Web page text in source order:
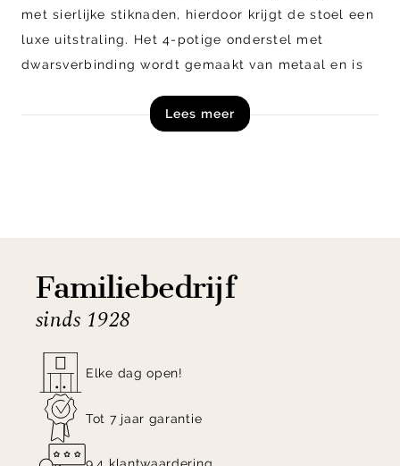
met sierlijke stiknaden, hierdoor krijgt de stoel een
luxe uitstraling. Het 4-potige onderstel met
dwarsverbinding wordt gemaakt van metaal en is
is Mischa verkrijgbaar in diverse andere
Lees meer
Familiebedrijf
sinds 1928
Elke dag open!
Tot 7 jaar garantie